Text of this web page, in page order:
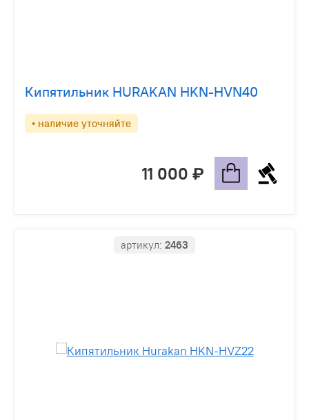
Кипятильник HURAKAN HKN-HVN40
• наличие уточняйте
11 000
артикул: 2463